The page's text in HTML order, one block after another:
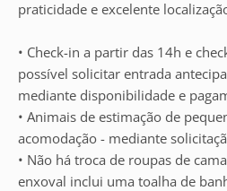
praticidade e excelente
• Check-in a partir das 14h e
possível solicitar entrada
mediante disponibilidade e
• Animais de estimação de
acomodação - mediante
• Não há troca de roupas de
enxoval inclui uma toalha de